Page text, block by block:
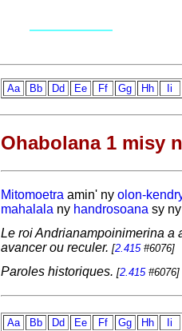
Aa Bb Dd Ee Ff Gg Hh Ii
Ohabolana 1 misy
Mitomoetra amin' ny olon-
mahalala ny handrosoana sy
Le roi Andrianampoinimerina a
avancer ou reculer. [2.415#6076]
Paroles historiques. [2.415#6076]
Aa Bb Dd Ee Ff Gg Hh Ii